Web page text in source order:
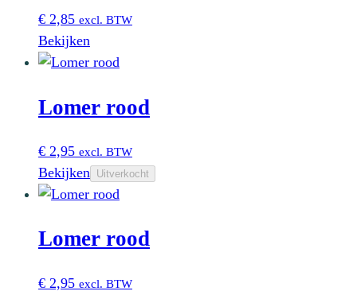
€ 2,85 excl. BTW
Bekijken
Lomer rood
€ 2,95 excl. BTW
Bekijken Uitverkocht
Lomer rood
€ 2,95 excl. BTW